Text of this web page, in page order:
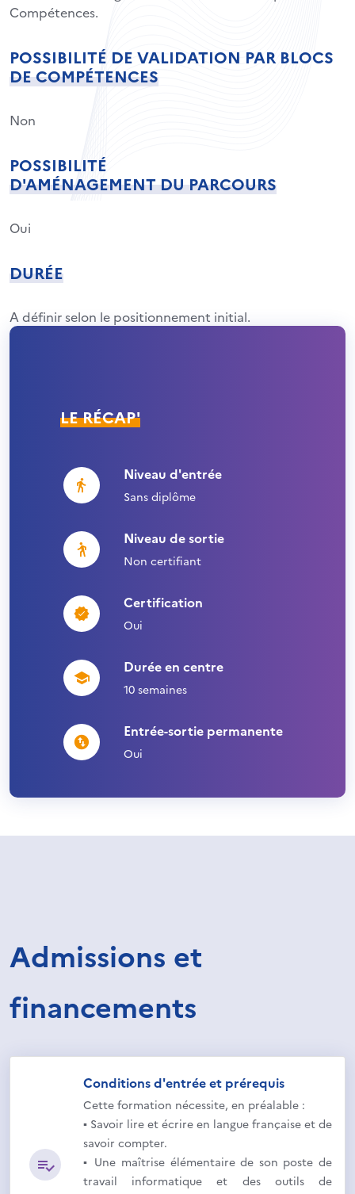
Compétences.
POSSIBILITÉ DE VALIDATION PAR BLOCS
DE COMPÉTENCES
Non
POSSIBILITÉ
D'AMÉNAGEMENT DU PARCOURS
Oui
DURÉE
A définir selon le positionnement initial.
LE RÉCAP'
Niveau d'entrée
Sans diplôme
Niveau de sortie
Non certifiant
Certification
Oui
Durée en centre
10 semaines
Entrée-sortie permanente
Oui
Admissions et
financements
Conditions d'entrée et prérequis
Cette formation nécessite, en préalable :
▪ Savoir lire et écrire en langue française et de
savoir compter.
▪ Une maîtrise élémentaire de son poste de
travail informatique et des outils de